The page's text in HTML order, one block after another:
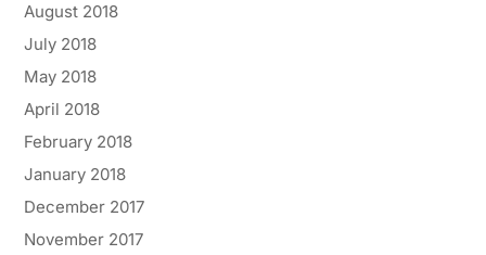
August 2018
July 2018
May 2018
April 2018
February 2018
January 2018
December 2017
November 2017